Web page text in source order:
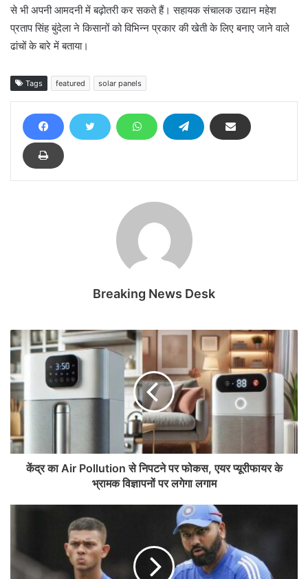
से भी अपनी आमदनी में बढ़ोतरी कर सकते हैं। सहायक संचालक उद्यान महेश
प्रताप सिंह बुंदेला ने किसानों को विभिन्न प्रकार की खेती के लिए बनाए जाने वाले
ढांचों के बारे में बताया।
Tags featured solar panels
Breaking News Desk
केंद्र का Air Pollution से निपटने पर फोकस, एयर प्यूरीफायर के
भ्रामक विज्ञापनों पर लगेगा लगाम